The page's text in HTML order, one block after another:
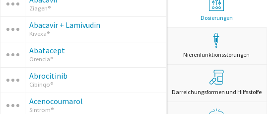
Ziagen®
Abacavir + Lamivudin
Kivexa®
Abatacept
Orencia®
Abrocitinib
Cibinqo®
Acenocoumarol
Sintrom®
Dosierungen
Nierenfunktionsstörungen
Darreichungsformen und Hilfsstoffe